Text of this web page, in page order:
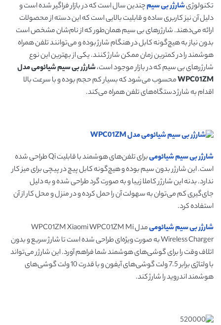
تکنولوژیشارژر بی سیمچندین سال است که در بازار فراگیر شده است و
دلیل آن نیز کاربری ساده و قابلیت بالایی است که این دسته از محصولات
ارائه می‌دهند. شارژرهای بی سیم همان‌طور که از نام‌شان مشخص است
بدون نیاز به هیچ‌گونه کابل در هنگام شارژ بوده و می‌توانند تلفن همراه
هوشمند را در کمترین زمان ممکن شارژ کنند. یکی از بهترین این نوع
شارژرهای بی سیم که در بازار موجود است،شارژر بی سیم شیائومی مدل
WPC01ZMمحسوب می‌شود که بسیار کم حجم بوده و با سرعت بالا
اقدام به شارژ دستگاه‌های تلفن همراه می‌کند.
شارژر بی سیم شیائومی
برای تلفن‌های هوشمند با قابلیت Qi طراحی شده
است. این شارژر بدون سیم بوده و هیچ‌گونه کابل پیچ در پیچی برای میز کار
ندارد. بدنه این شارژر کاملا زیبا و به صورت گرد طراحی شده و به دلیل
جای‌گیری کم می‌توان به سهولت آن را حمل کرده و در منزل و محل کار از آن
استفاده کرد.
شارژر بی سیم شیائومی
مدل WPC01ZM Xiaomi WPC01ZM Mi
Wireless Charger به صورت ویژه‌ای طراحی شده است تا شارژ سریع و بدون
اتلاف وقت را برای گوشی‌های هوشمند شما فراهم آورد. این شارژر می‌تواند
با ولتاژی برابر 7.5 ولت گوشی‌های آیفون و با قدرت 10 ولت گوشی‌های
هوشمند اندروید را شارژ کند.